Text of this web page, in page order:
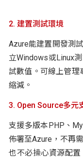
2. 建置測試環境
Azure能建置開發測
立Windows或Linux
試數值。可線上管理
縮減。
3. Open Source多元
支援多版本PHP、
佈署至Azure，不再
也不必操心資源配